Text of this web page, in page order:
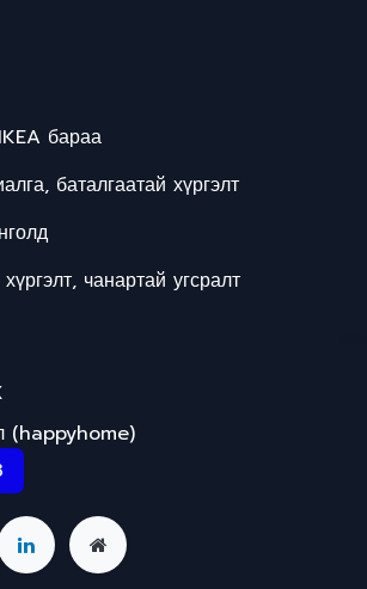
бараа
баталгаатай хүргэлт
чанартай угсралт
(happyhome)